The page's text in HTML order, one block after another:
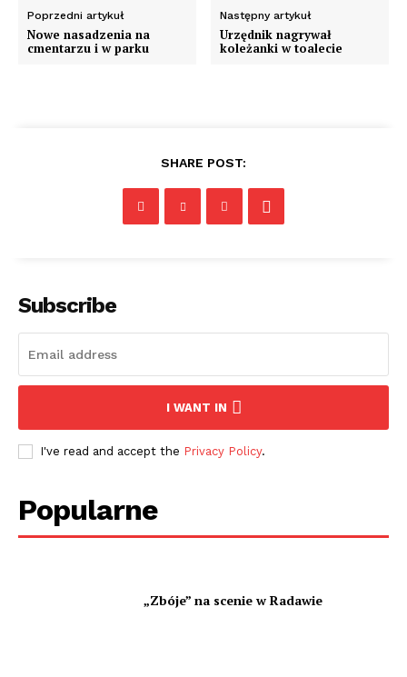
Poprzedni artykuł
Nowe nasadzenia na
cmentarzu i w parku
Następny artykuł
Urzędnik nagrywał
koleżanki w toalecie
SHARE POST:
Subscribe
I WANT IN
I've read and accept the Privacy Policy.
Popularne
„Zbóje” na scenie w Radawie